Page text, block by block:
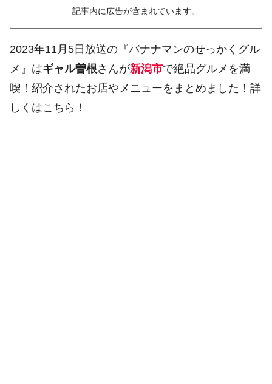
記事内に広告が含まれています。
2023年11月5日放送の『バナナマンのせっかくグル
メ』はギャル曽根さんが新潟市で絶品グルメを満
喫！紹介されたお店やメニューをまとめました！詳
しくはこちら！